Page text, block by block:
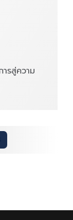
รสู่ความ